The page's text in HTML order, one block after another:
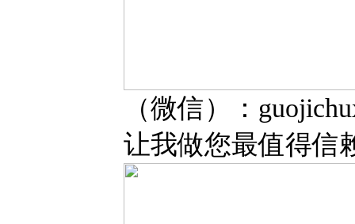
（微信）：
让我做您最值得信